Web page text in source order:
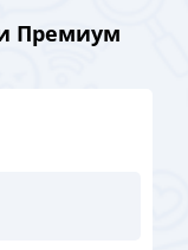
Премиум